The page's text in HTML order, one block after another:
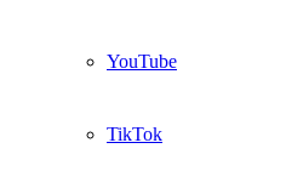
YouTube
TikTok